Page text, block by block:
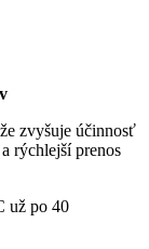
zvyšuje účinnosť
rýchlejší prenos
už po 40